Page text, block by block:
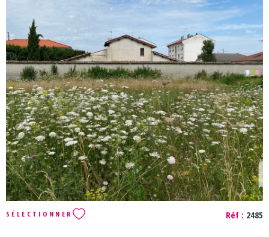
Géorisques : www.georisques.gouv.fr
VOIR LE BIEN
SÉLECTIONNER Réf : 2485